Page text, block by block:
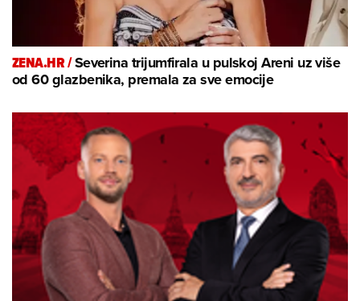
ZENA.HR /Severina trijumfirala u pulskoj Areni uz više
od 60 glazbenika, premala za sve emocije